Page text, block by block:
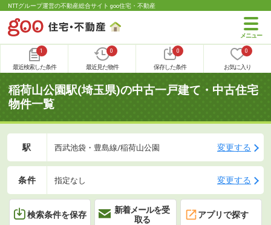
NTTグループ運営の不動産総合サイト goo住宅・不動産
1
最近検索した条件
0
最近見た物件
0
保存した条件
0
お気に入り
稲荷山公園駅(埼玉県)の中古一戸建て・中古住宅
物件一覧
駅 西武池袋・豊島線/稲荷山公園 変更する
条件 指定なし 変更する
検索条件を保存
新着メールを受
取る
アプリで探す